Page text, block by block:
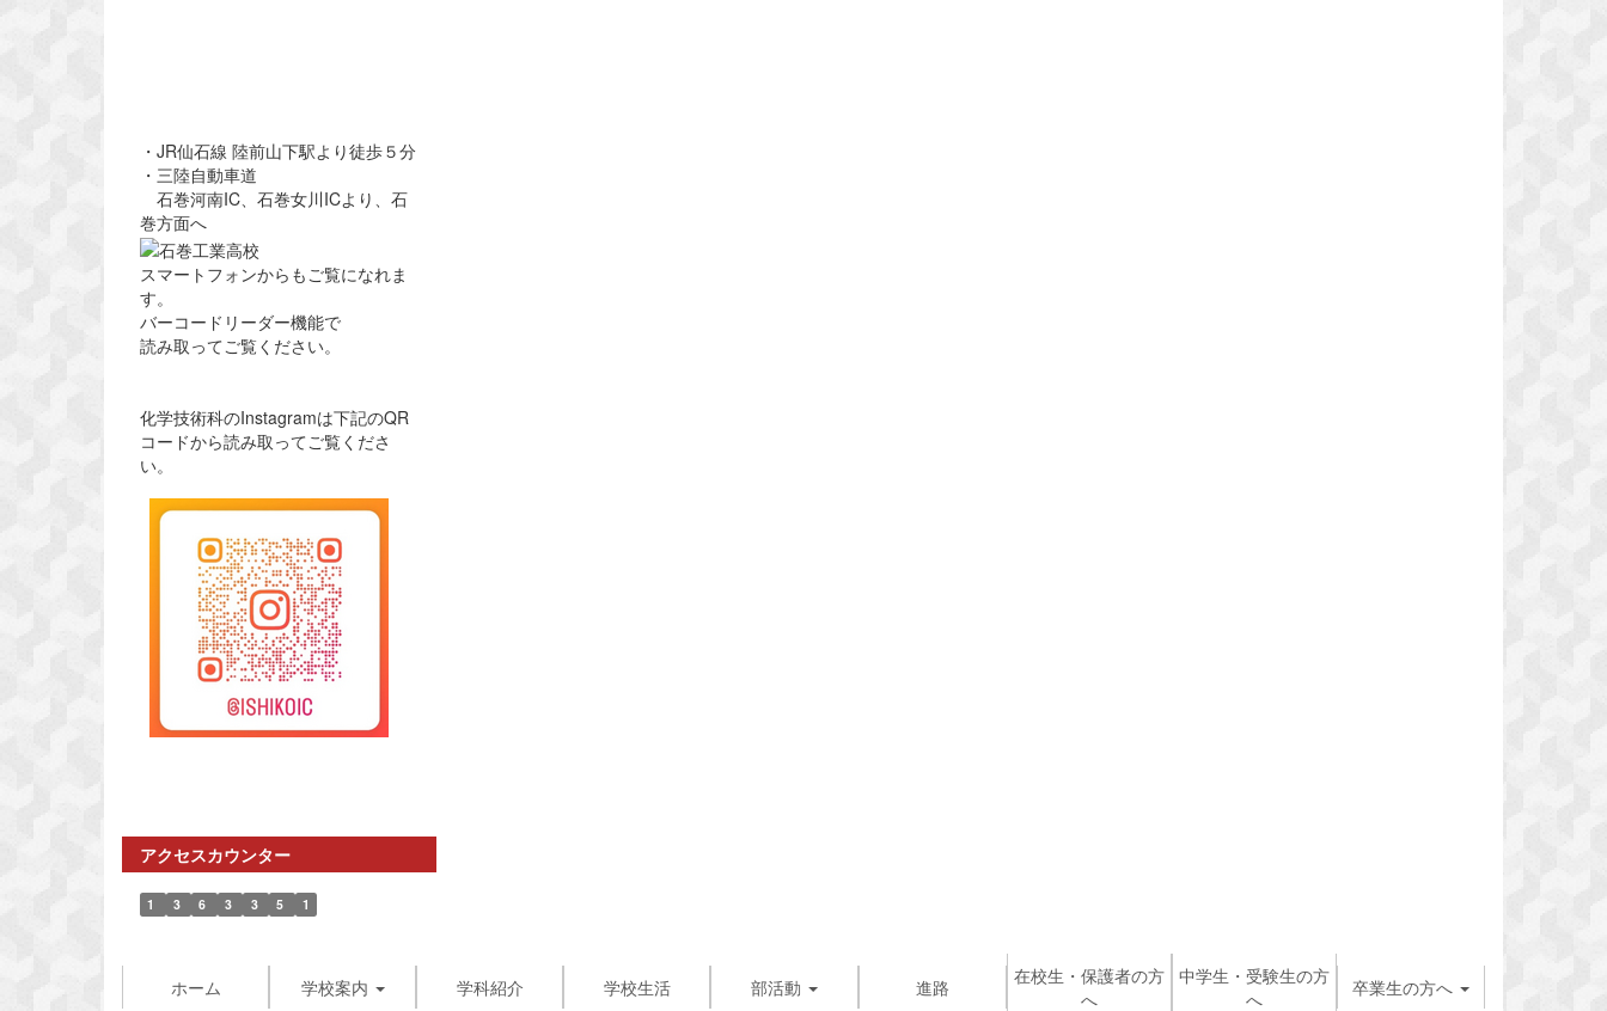
・JR仙石線 陸前山下駅より徒歩５分
・三陸自動車道
石巻河南IC、石巻女川ICより、石
巻方面へ
スマートフォンからもご覧になれま
す。
バーコードリーダー機能で
読み取ってご覧ください。
化学技術科のInstagramは下記のQR
コードから読み取ってご覧くださ
い。
アクセスカウンター
1 3 6 3 3 5 1
ホーム 学校案内 学科紹介 学校生活 部活動 進路
在校生・保護者の方
へ
中学生・受験生の方
へ
卒業生の方へ